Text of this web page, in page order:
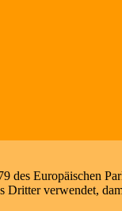
des Europäischen
Dritter verwendet,